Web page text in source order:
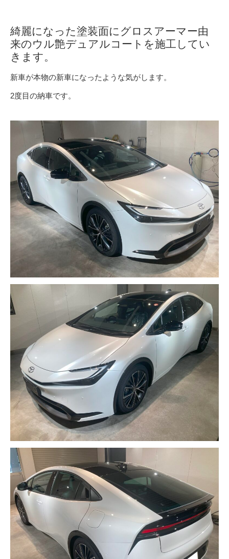
綺麗になった塗装面にグロスアーマー由
来のウル艶デュアルコートを施工してい
きます。
新車が本物の新車になったような気がします。
2度目の納車です。